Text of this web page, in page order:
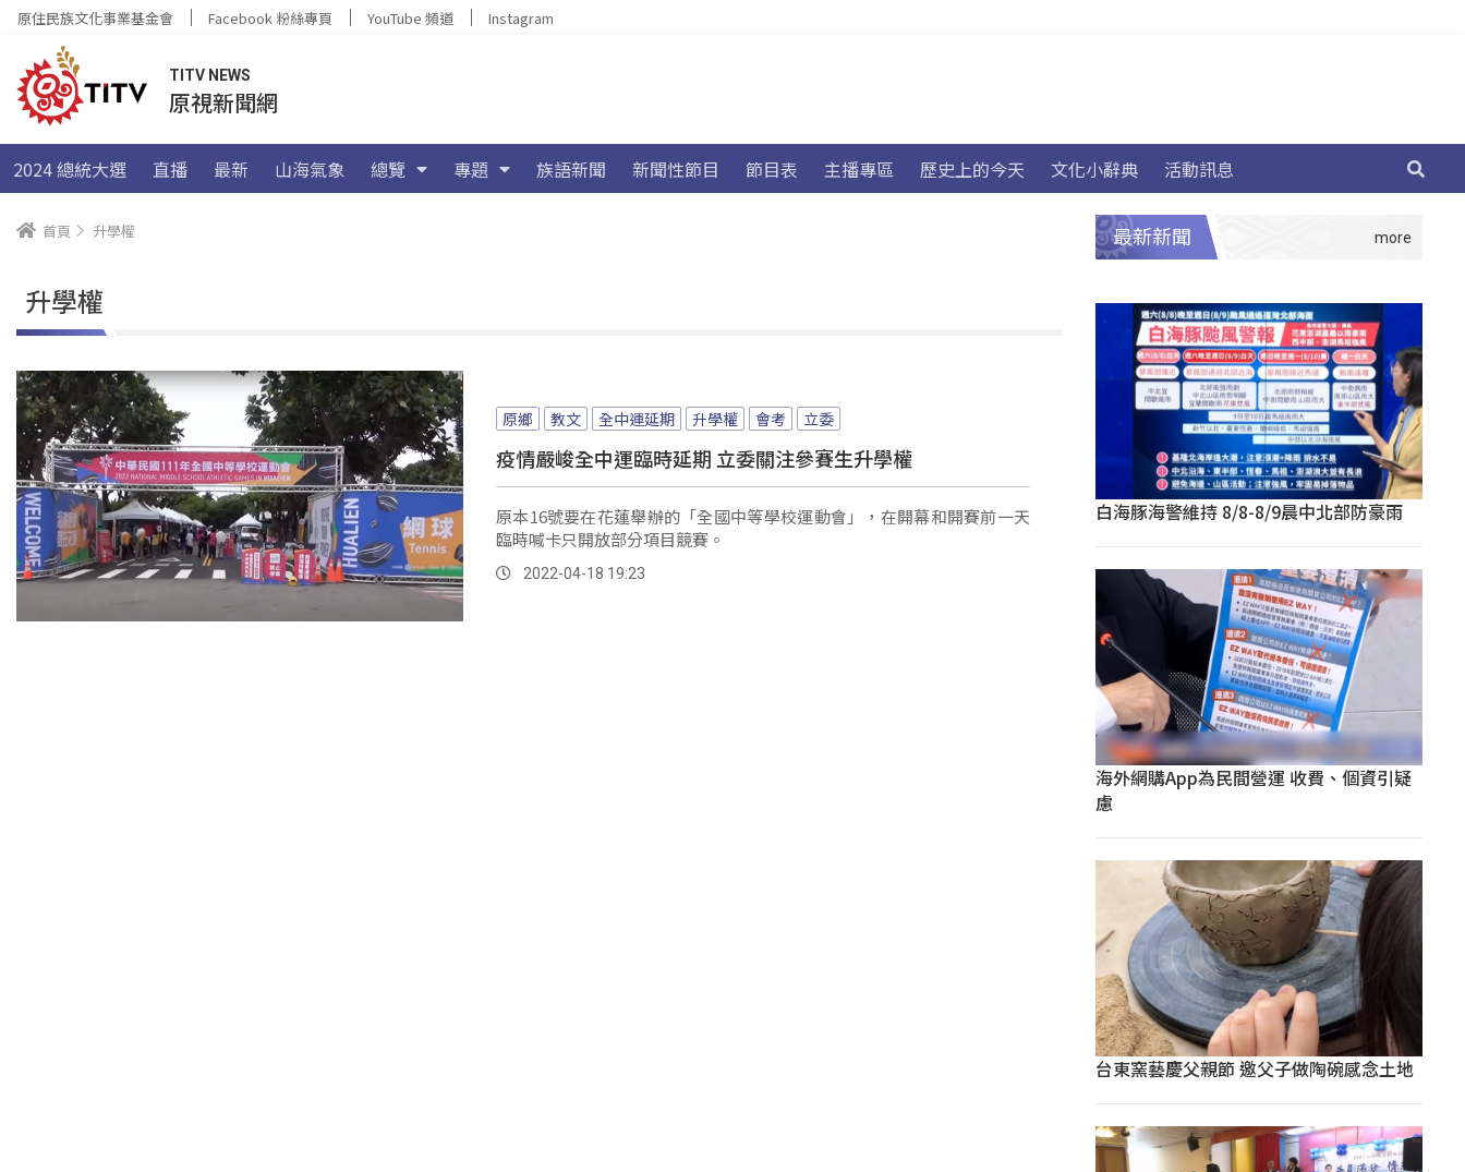
原住民族文化事業基金會 Facebook 粉絲專頁 YouTube 頻道 Instagram
TITV NEWS
原視新聞網
2024 總統大選 直播 最新 山海氣象 總覽 專題 族語新聞 新聞性節目 節目表 主播專區 歷史上的今天 文化小辭典 活動訊息
首頁 升學權
升學權
原鄉 教文 全中運延期 升學權 會考 立委
疫情嚴峻全中運臨時延期 立委關注參賽生升學權
原本16號要在花蓮舉辦的「全國中等學校運動會」，在開幕和開賽前一天
臨時喊卡只開放部分項目競賽。
2022-04-18 19:23
最新新聞
白海豚海警維持 8/8-8/9晨中北部防豪雨
海外網購App為民間營運 收費、個資引疑
慮
台東窯藝慶父親節 邀父子做陶碗感念土地